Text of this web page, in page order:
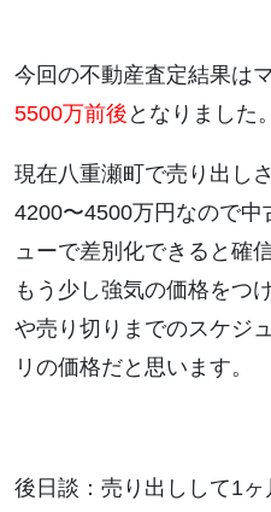
今回の不動産査定結果は
5500万前後 となりました。
現在八重瀬町で売り出し
4200〜4500万円なので中
ューで差別化できると確信
もう少し強気の価格をつ
や売り切りまでのスケジ
リの価格だと思います。
後日談：売り出しして1